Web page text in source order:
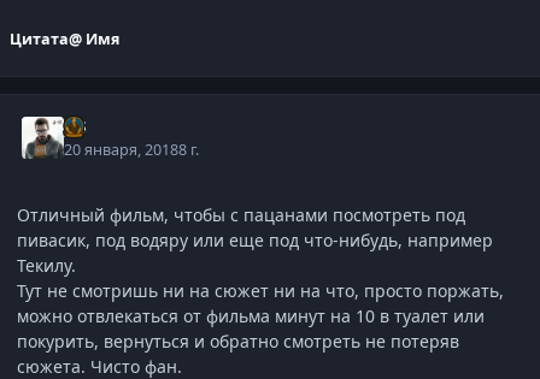
Цитата@ Имя
j-G
20 января, 20188 г.
Отличный фильм, чтобы с пацанами посмотреть под
пивасик, под водяру или еще под что-нибудь, например
Текилу.
Тут не смотришь ни на сюжет ни на что, просто поржать,
можно отвлекаться от фильма минут на 10 в туалет или
покурить, вернуться и обратно смотреть не потеряв
сюжета. Чисто фан.